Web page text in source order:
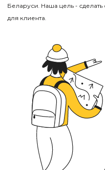
Беларуси. Наша цель -
для клиента.